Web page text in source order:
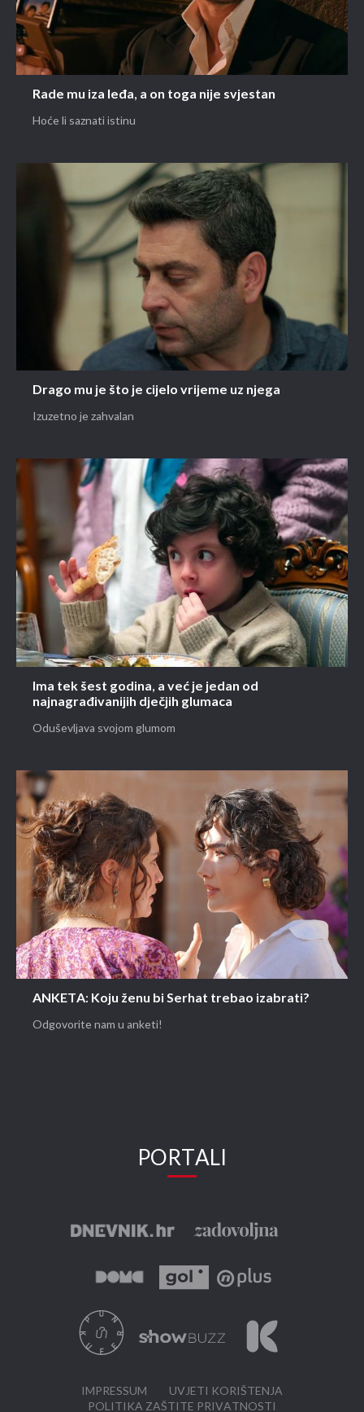
Rade mu iza leđa, a on toga nije svjestan
Hoće li saznati istinu
Drago mu je što je cijelo vrijeme uz njega
Izuzetno je zahvalan
Ima tek šest godina, a već je jedan od
najnagrađivanijih dječjih glumaca
Oduševljava svojom glumom
ANKETA: Koju ženu bi Serhat trebao izabrati?
Odgovorite nam u anketi!
PORTALI
IMPRESSUM
UVJETI KORIŠTENJA
POLITIKA ZAŠTITE PRIVATNOSTI